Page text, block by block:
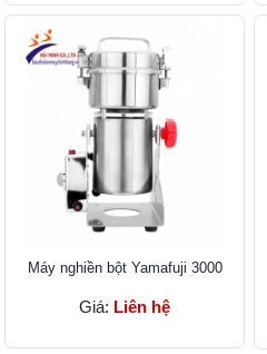
Máy nghiền bột Yamafuji 3000
Giá: Liên hệ